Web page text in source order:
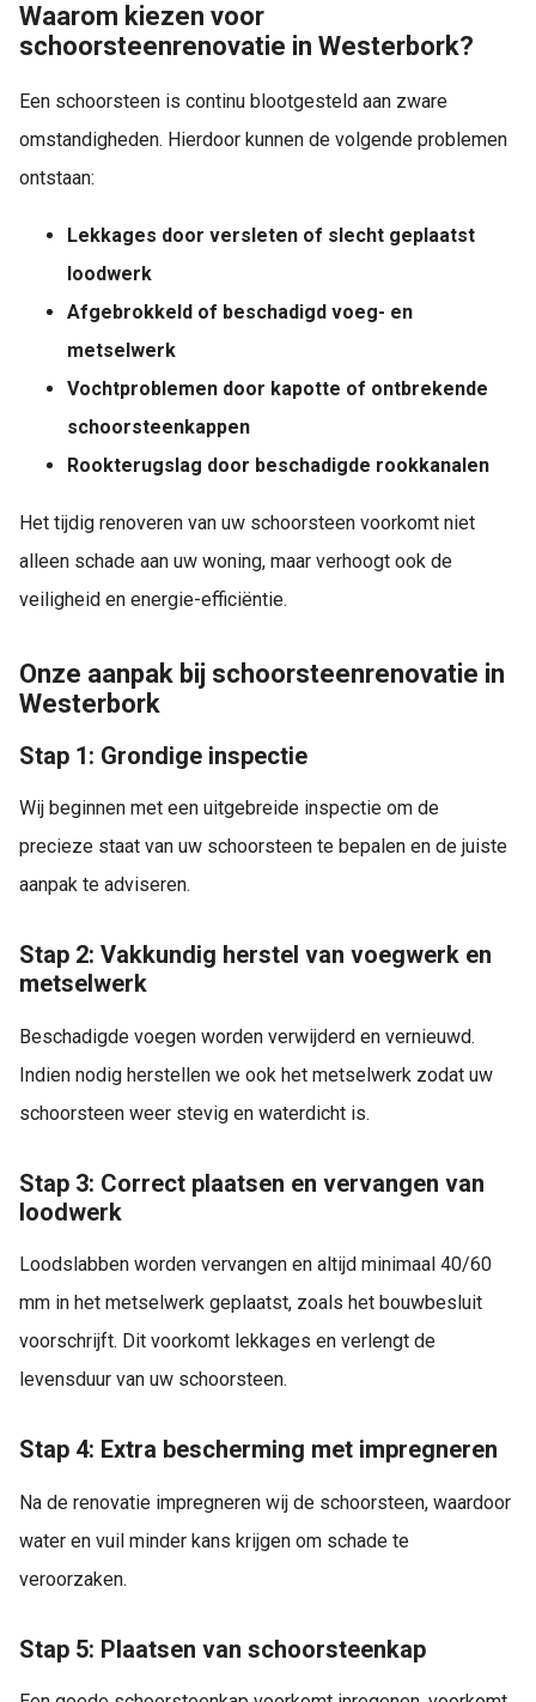
Waarom kiezen voor
schoorsteenrenovatie in Westerbork?
Een schoorsteen is continu blootgesteld aan zware
omstandigheden. Hierdoor kunnen de volgende problemen
ontstaan:
Lekkages door versleten of slecht geplaatst
loodwerk
Afgebrokkeld of beschadigd voeg- en
metselwerk
Vochtproblemen door kapotte of ontbrekende
schoorsteenkappen
Rookterugslag door beschadigde rookkanalen
Het tijdig renoveren van uw schoorsteen voorkomt niet
alleen schade aan uw woning, maar verhoogt ook de
veiligheid en energie-efficiëntie.
Onze aanpak bij schoorsteenrenovatie in
Westerbork
Stap 1: Grondige inspectie
Wij beginnen met een uitgebreide inspectie om de
precieze staat van uw schoorsteen te bepalen en de juiste
aanpak te adviseren.
Stap 2: Vakkundig herstel van voegwerk en
metselwerk
Beschadigde voegen worden verwijderd en vernieuwd.
Indien nodig herstellen we ook het metselwerk zodat uw
schoorsteen weer stevig en waterdicht is.
Stap 3: Correct plaatsen en vervangen van
loodwerk
Loodslabben worden vervangen en altijd minimaal 40/60
mm in het metselwerk geplaatst, zoals het bouwbesluit
voorschrijft. Dit voorkomt lekkages en verlengt de
levensduur van uw schoorsteen.
Stap 4: Extra bescherming met impregneren
Na de renovatie impregneren wij de schoorsteen, waardoor
water en vuil minder kans krijgen om schade te
veroorzaken.
Stap 5: Plaatsen van schoorsteenkap